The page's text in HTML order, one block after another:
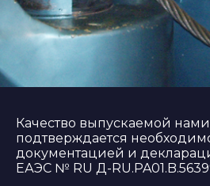
Качество выпускаемой
подтверждается
документацией и
ЕАЭС № RU Д-